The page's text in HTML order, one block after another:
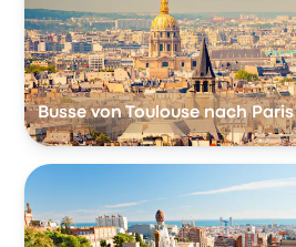
Busse von Toulouse nach Paris